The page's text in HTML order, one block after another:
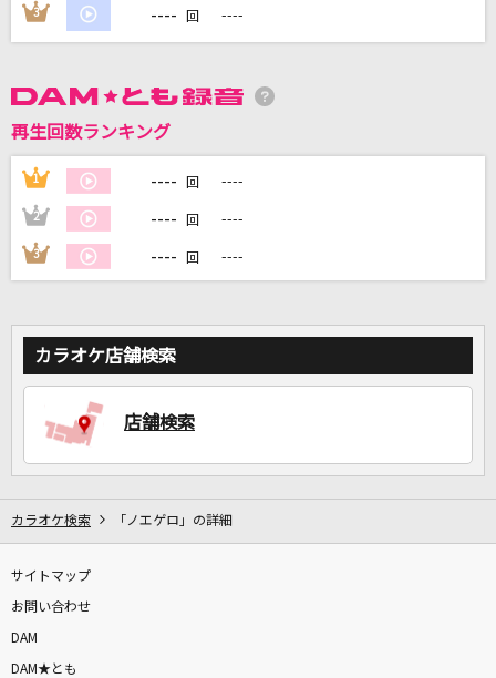
オーイシマサヨシ
syudou
灰色と青(+菅田将暉)
米津玄師
カラオケをもっと楽しもう！
3 ---- 回 ----
再生回数ランキング
1 ---- 回 ----
2 ---- 回 ----
3 ---- 回 ----
カラオケ店舗検索
店舗検索
カラオケ検索 「ノエゲロ」の詳細
サイトマップ
お問い合わせ
DAM
DAM★とも